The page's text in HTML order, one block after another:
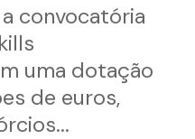
convocatória
uma dotação
de euros,